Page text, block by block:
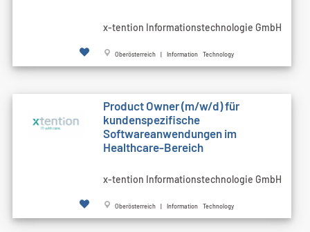
x-tention Informationstechnologie GmbH
Oberösterreich | Information Technology
Product Owner (m/w/d) für
kundenspezifische
Softwareanwendungen im
Healthcare-Bereich
x-tention Informationstechnologie GmbH
Oberösterreich | Information Technology